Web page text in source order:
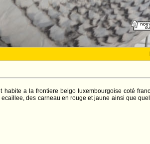
habite a la frontiere belgo luxembourgoise coté
des carneau en rouge et jaune ainsi que